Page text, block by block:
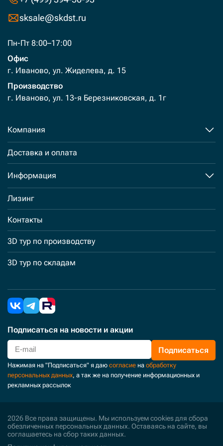
sksale@skdst.ru
Пн-Пт 8:00–17:00
Офис
г. Иваново, ул. Жиделева, д. 15
Производство
г. Иваново, ул. 13-я Березниковская, д. 1г
Компания
Доставка и оплата
Информация
Лизинг
Контакты
3D тур по производству
3D тур по складам
Подписаться на новости и акции
Подписаться
Нажимая на "Подписаться" я даю согласие на обработку
персональных данных, а так же на получение информационных и
рекламных рассылок
2026 Все права защищены. Мы используем cookies для сбора
обезличенных персональных данных. Оставаясь на сайте, вы
соглашаетесь на сбор таких данных.